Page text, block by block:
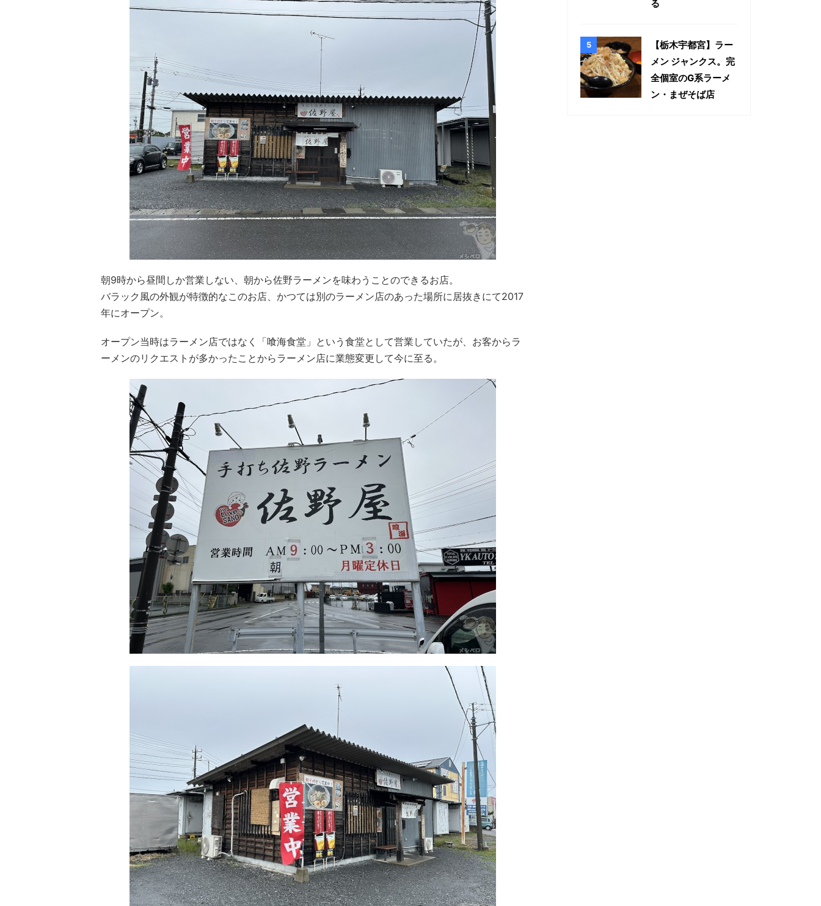
朝9時から昼間しか営業しない、朝から佐野ラーメンを味わうことのできるお店。
バラック風の外観が特徴的なこのお店、かつては別のラーメン店のあった場所に居抜きにて2017
年にオープン。
オープン当時はラーメン店ではなく「喰海食堂」という食堂として営業していたが、お客からラ
ーメンのリクエストが多かったことからラーメン店に業態変更して今に至る。
る
【栃木宇都宮】ラー
メン ジャンクス。完
全個室のG系ラーメ
ン・まぜそば店